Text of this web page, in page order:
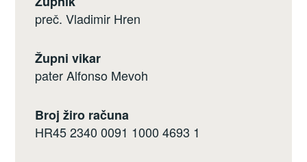
preč. Vladimir Hren
Župni vikar
pater Alfonso Mevoh
Broj žiro računa
HR45 2340 0091 1000 4693 1